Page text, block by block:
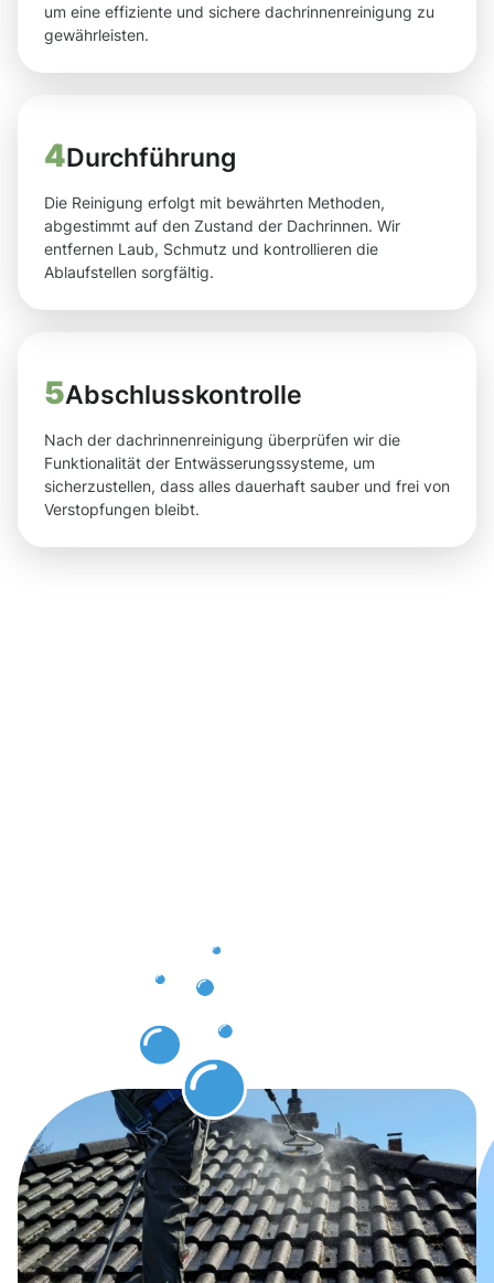
um eine effiziente und sichere dachrinnenreinigung zu
gewährleisten.
4Durchführung
Die Reinigung erfolgt mit bewährten Methoden,
abgestimmt auf den Zustand der Dachrinnen. Wir
entfernen Laub, Schmutz und kontrollieren die
Ablaufstellen sorgfältig.
5Abschlusskontrolle
Nach der dachrinnenreinigung überprüfen wir die
Funktionalität der Entwässerungssysteme, um
sicherzustellen, dass alles dauerhaft sauber und frei von
Verstopfungen bleibt.